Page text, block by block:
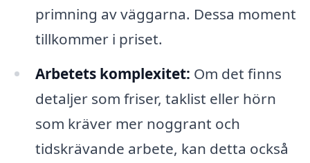
primning av väggarna. Dessa moment
tillkommer i priset.
Arbetets komplexitet: Om det finns
detaljer som friser, taklist eller hörn
som kräver mer noggrant och
tidskrävande arbete, kan detta också